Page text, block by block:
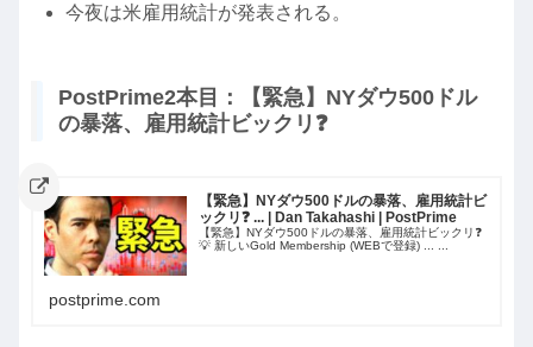
今夜は米雇用統計が発表される。
PostPrime2本目：【緊急】NYダウ500ドル
の暴落、雇用統計ビックリ❓
【緊急】NYダウ500ドルの暴落、雇用統計ビ
ックリ❓ ... | Dan Takahashi | PostPrime
【緊急】NYダウ500ドルの暴落、雇用統計ビックリ❓
💡 新しいGold Membership (WEBで登録) ... ...
postprime.com